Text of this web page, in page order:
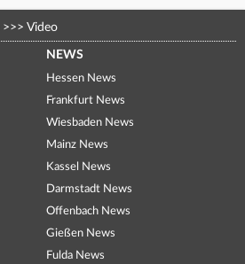
>>> Video
NEWS
Hessen News
Frankfurt News
Wiesbaden News
Mainz News
Kassel News
Darmstadt News
Offenbach News
Gießen News
Fulda News